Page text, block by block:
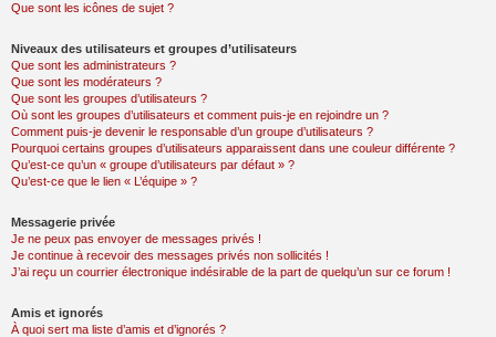
Que sont les icônes de sujet ?
Niveaux des utilisateurs et groupes d’utilisateurs
Que sont les administrateurs ?
Que sont les modérateurs ?
Que sont les groupes d’utilisateurs ?
Où sont les groupes d’utilisateurs et comment puis-je en rejoindre un ?
Comment puis-je devenir le responsable d’un groupe d’utilisateurs ?
Pourquoi certains groupes d’utilisateurs apparaissent dans une couleur différente ?
Qu’est-ce qu’un « groupe d’utilisateurs par défaut » ?
Qu’est-ce que le lien « L’équipe » ?
Messagerie privée
Je ne peux pas envoyer de messages privés !
Je continue à recevoir des messages privés non sollicités !
J’ai reçu un courrier électronique indésirable de la part de quelqu’un sur ce forum !
Amis et ignorés
À quoi sert ma liste d’amis et d’ignorés ?